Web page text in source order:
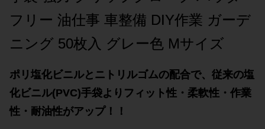
フリー 油仕事 車整備 DIY作業 ガーデ
ニング 50枚入 グレー色 Mサイズ
ポリ塩化ビニルとニトリルゴムの配合で、従来の塩
化ビニル(PVC)手袋よりフィット性・柔軟性・作業
性・耐油性がアップ！！